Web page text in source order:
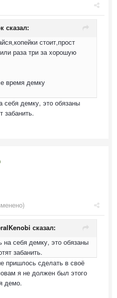
сказал:
стоит,прост
раза три за хорошую
время демку
себя демку, это обязаны
забанить.
сказал:
на себя демку, это обязаны
забанить.
пришлось сделать в своё
я не должен был этого
демо.